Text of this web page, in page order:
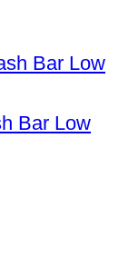
Bar Low